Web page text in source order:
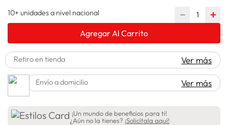
7. laptop
9. cocina
10. lavadora
10+ unidades a nivel nacional ＋
－
Agregar Al Carrito
Retiro en tienda Ver más
Envío a domicilio Ver más
¡Un mundo de beneficios para ti!
¿Aún no la tienes? ¡Solicítala aquí!